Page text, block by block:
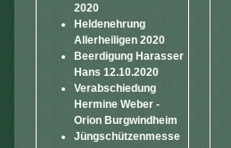
2020
Heldenehrung
Allerheiligen 2020
Beerdigung Harasser
Hans 12.10.2020
Verabschiedung
Hermine Weber -
Orion Burgwindheim
Jüngschützenmesse